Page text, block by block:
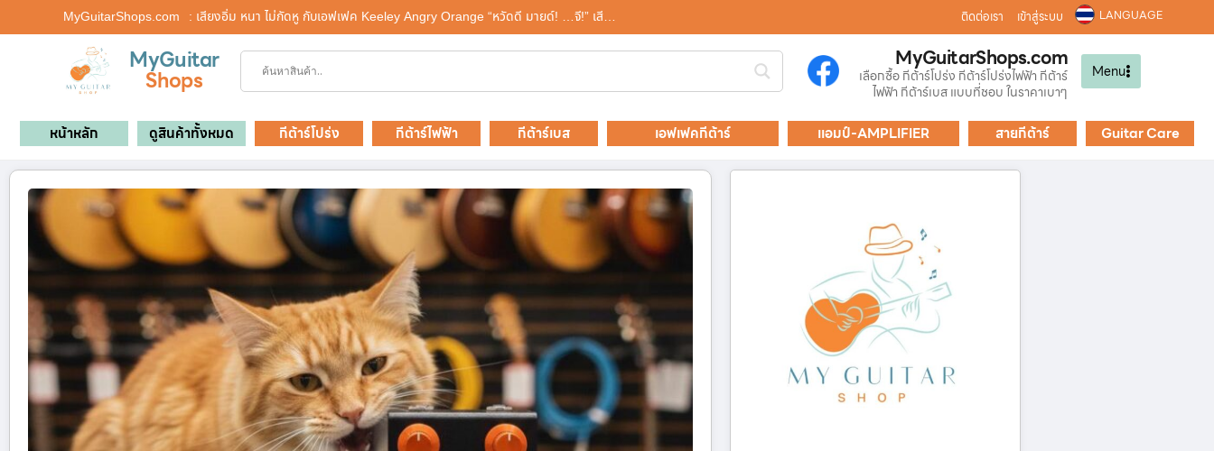
MyGuitarShops.com : เสียงอิ่ม หนา ไม่กัดหู กับเอฟเฟค Keeley Angry Orange “หวัดดี มายด์! …จี!” เสี… ติดต่อเรา เข้าสู่ระบบ LANGUAGE
MyGuitar
Shops
MyGuitarShops.com
เลือกซื้อ กีต้าร์โปร่ง กีต้าร์โปร่งไฟฟ้า กีต้าร์
ไฟฟ้า กีต้าร์เบส แบบที่ชอบ ในราคาเบาๆ
Menu
หน้าหลัก ดูสินค้าทั้งหมด กีต้าร์โปร่ง กีต้าร์ไฟฟ้า กีต้าร์เบส เอฟเฟคกีต้าร์ แอมป์-AMPLIFIER สายกีต้าร์ Guitar Care